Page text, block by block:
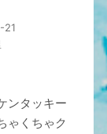
21
ンタッキー
ゃくちゃク